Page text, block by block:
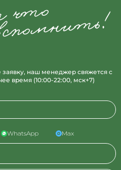
наш менеджер свяжется с
время (10:00-22:00, мск+7)
WhatsApp Max